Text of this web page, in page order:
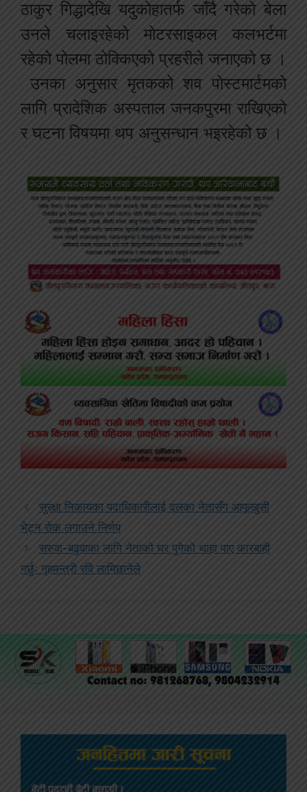
ठाकुर गिद्धादेखि यदुकोहातर्फ जाँदै गरेको बेला
उनले चलाइरहेको मोटरसाइकल कलभर्टमा
रहेको पोलमा ठोक्किएको प्रहरीले जनाएको छ ।
उनका अनुसार मृतकको शव पोस्टमार्टमको
लागि प्रादेशिक अस्पताल जनकपुरमा राखिएको
र घटना विषयमा थप अनुसन्धान भइरहेको छ ।
सुरक्षा निकायका पदाधिकारीलाई दलका नेतासँग आफूखुसी
भेट्न रोक लगाउने निर्णय
सरुवा-बढुवाका लागि नेताको घर पुगेको थाहा पाए कारबाही
गर्छुः गृहमन्त्री रवि लामिछानेले